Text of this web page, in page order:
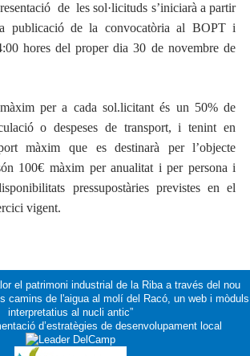
de les sol·licituds s’iniciarà a partir
publicació de la convocatòria al BOPT i
hores del proper dia 30 de novembre de
per a cada sol.licitant és un 50% de
o despeses de transport, i tenint en
màxim que es destinarà per l’objecte
100€ màxim per anualitat i per persona i
pressupostàries previstes en el
vigent.
el patrimoni industrial de la Riba a través del nou
camins de l'aigua al molí del Racó, un web i mòduls
interpretatius al nucli antic”
d’estratègies de desenvolupament local